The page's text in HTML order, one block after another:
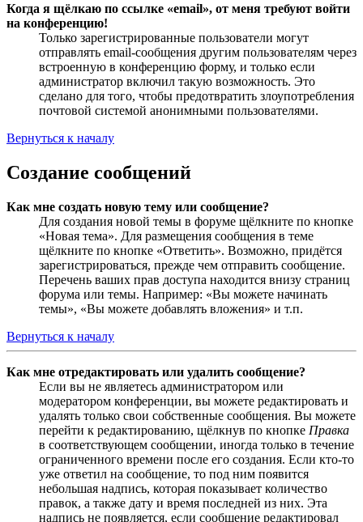
Когда я щёлкаю по ссылке «email», от меня требуют войти
на конференцию!
Только зарегистрированные пользователи могут
отправлять email-сообщения другим пользователям через
встроенную в конференцию форму, и только если
администратор включил такую возможность. Это
сделано для того, чтобы предотвратить злоупотребления
почтовой системой анонимными пользователями.
Вернуться к началу
Создание сообщений
Как мне создать новую тему или сообщение?
Для создания новой темы в форуме щёлкните по кнопке
«Новая тема». Для размещения сообщения в теме
щёлкните по кнопке «Ответить». Возможно, придётся
зарегистрироваться, прежде чем отправить сообщение.
Перечень ваших прав доступа находится внизу страниц
форума или темы. Например: «Вы можете начинать
темы», «Вы можете добавлять вложения» и т.п.
Вернуться к началу
Как мне отредактировать или удалить сообщение?
Если вы не являетесь администратором или
модератором конференции, вы можете редактировать и
удалять только свои собственные сообщения. Вы можете
перейти к редактированию, щёлкнув по кнопке Правка
в соответствующем сообщении, иногда только в течение
ограниченного времени после его создания. Если кто-то
уже ответил на сообщение, то под ним появится
небольшая надпись, которая показывает количество
правок, а также дату и время последней из них. Эта
надпись не появляется, если сообщение редактировал